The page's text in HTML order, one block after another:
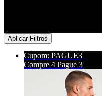
Aplicar Filtros